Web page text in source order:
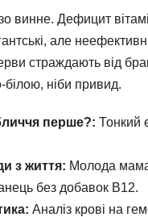
винне. Дефицит
але
страждають від
білою, ніби привид.
перше?: Тонкий
з життя: Молода мама
без добавок B12.
Аналіз крові на